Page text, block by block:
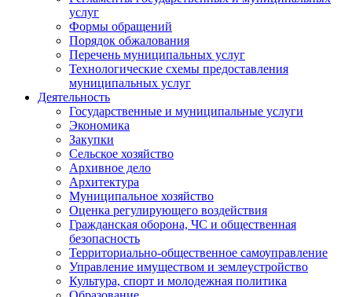
услуг
Формы обращений
Порядок обжалования
Перечень муниципальных услуг
Технологические схемы предоставления
муниципальных услуг
Деятельность
Государственные и муниципальные услуги
Экономика
Закупки
Сельское хозяйство
Архивное дело
Архитектура
Муниципальное хозяйство
Оценка регулирующего воздействия
Гражданская оборона, ЧС и общественная
безопасность
Территориально-общественное самоуправление
Управление имуществом и землеустройство
Культура, спорт и молодежная политика